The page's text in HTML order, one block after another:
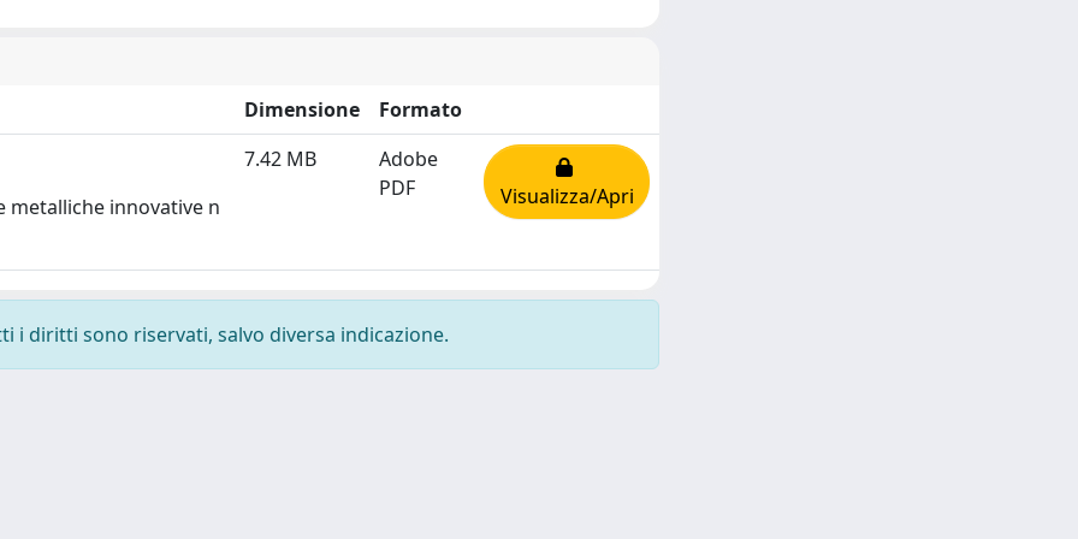
Dimensione Formato
metalliche innovative n
7.42 MB
Adobe
PDF
Visualizza/Apri
i diritti sono riservati, salvo diversa indicazione.